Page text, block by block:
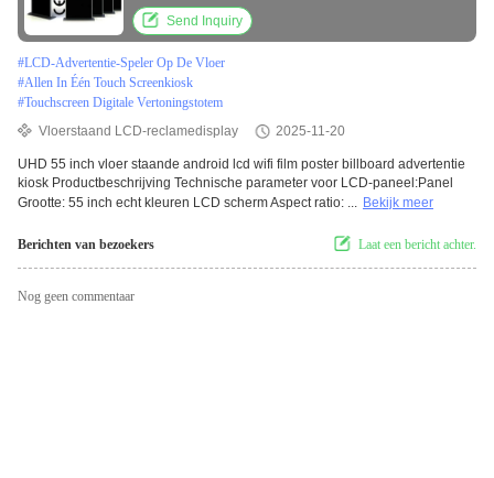
Send Inquiry
#LCD-Advertentie-Speler Op De Vloer
#Allen In Één Touch Screenkiosk
#Touchscreen Digitale Vertoningstotem
Vloerstaand LCD-reclamedisplay
2025-11-20
UHD 55 inch vloer staande android lcd wifi film poster billboard advertentie
kiosk Productbeschrijving Technische parameter voor LCD-paneel:Panel
Grootte: 55 inch echt kleuren LCD scherm Aspect ratio: ... Bekijk meer
Berichten van bezoekers Laat een bericht achter.
Nog geen commentaar